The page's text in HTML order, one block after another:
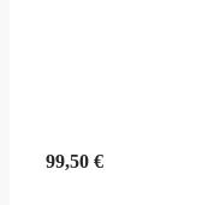
99,50 €